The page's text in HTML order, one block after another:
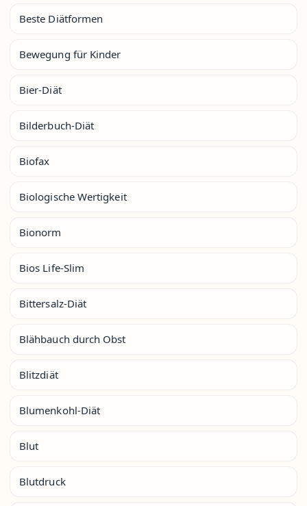
Beste Diätformen
Bewegung für Kinder
Bier-Diät
Bilderbuch-Diät
Biofax
Biologische Wertigkeit
Bionorm
Bios Life-Slim
Bittersalz-Diät
Blähbauch durch Obst
Blitzdiät
Blumenkohl-Diät
Blut
Blutdruck